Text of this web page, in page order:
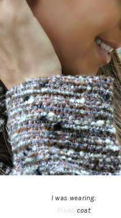
I was wearing:
Pinko coat